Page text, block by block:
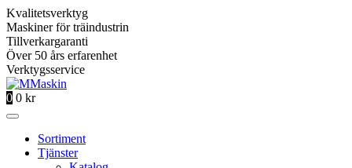
Kvalitetsverktyg
Maskiner för träindustrin
Tillverkargaranti
Över 50 års erfarenhet
Verktygsservice
0 0 kr
Sortiment
Tjänster